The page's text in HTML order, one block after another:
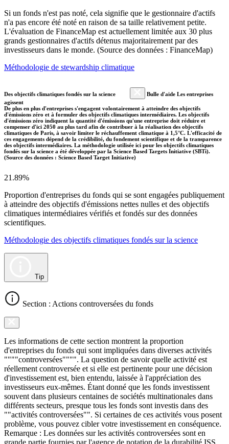
Si un fonds n'est pas noté, cela signifie que le gestionnaire d'actifs
n'a pas encore été noté en raison de sa taille relativement petite.
L'évaluation de FinanceMap est actuellement limitée aux 30 plus
grands gestionnaires d'actifs détenus majoritairement par des
investisseurs dans le monde. (Source des données : FinanceMap)
Méthodologie de stewardship climatique
Des objectifs climatiques fondés sur la science
Bulle d'aide Les entreprises
agissent
De plus en plus d'entreprises s'engagent volontairement à atteindre des objectifs
d'émissions zéro et à formuler des objectifs climatiques intermédiaires. Les objectifs
d'émissions zéro indiquent la quantité d'émissions qu'une entreprise doit réduire et
compenser d'ici 2050 au plus tard afin de contribuer à la réalisation des objectifs
climatiques de Paris, à savoir limiter le réchauffement climatique à 1,5°C. L'efficacité de
ces engagements dépend de la crédibilité, du fondement scientifique et de la transparence
des objectifs intermédiaires. La méthodologie utilisée ici pour les objectifs climatiques
fondés sur la science a été développée par la Science Based Targets Initiative (SBTi).
(Source des données : Science Based Target Initiative)
21.89%
Proportion d'entreprises du fonds qui se sont engagées publiquement
à atteindre des objectifs d'émissions nettes nulles et des objectifs
climatiques intermédiaires vérifiés et fondés sur des données
scientifiques.
Méthodologie des objectifs climatiques fondés sur la science
Tip
Section : Actions controversées du fonds
Les informations de cette section montrent la proportion
d'entreprises du fonds qui sont impliquées dans diverses activités
""""controversées"""". La question de savoir quelle activité est
réellement controversée et si elle est pertinente pour une décision
d'investissement est, bien entendu, laissée à l'appréciation des
investisseurs eux-mêmes. Étant donné que les fonds investissent
souvent dans plusieurs centaines de sociétés multinationales dans
différents secteurs, presque tous les fonds sont investis dans des
""activités controversées"". Si certaines de ces activités vous posent
problème, vous pouvez cibler votre investissement en conséquence.
Remarque : Les données sur les activités controversées sont en
grande partie fournies par l'agence de notation de la durabilité ISS